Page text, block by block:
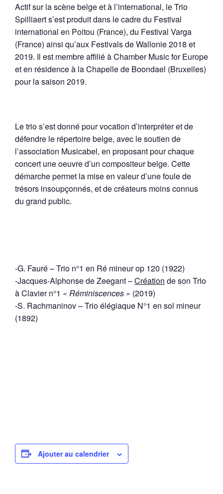
Actif sur la scène belge et à l’international, le Trio
Spilliaert s’est produit dans le cadre du Festival
international en Poitou (France), du Festival Varga
(France) ainsi qu’aux Festivals de Wallonie 2018 et
2019. Il est membre affilié à Chamber Music for Europe
et en résidence à la Chapelle de Boondael (Bruxelles)
pour la saison 2019.
Le trio s’est donné pour vocation d’interpréter et de
défendre le répertoire belge, avec le soutien de
l’association Musicabel, en proposant pour chaque
concert une oeuvre d’un compositeur belge. Cette
démarche permet la mise en valeur d’une foule de
trésors insoupçonnés, et de créateurs moins connus
du grand public.
-G. Fauré – Trio n°1 en Ré mineur op 120 (1922)
-Jacques-Alphonse de Zeegant –Création de son Trio
à Clavier n°1 « Réminiscences » (2019)
-S. Rachmaninov – Trio élégiaque N°1 en sol mineur
(1892)
Ajouter au calendrier